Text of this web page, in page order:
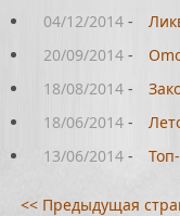
04/12/2014 -
20/09/2014 -
18/08/2014 -
18/06/2014 -
13/06/2014 -
<< Предыдущая